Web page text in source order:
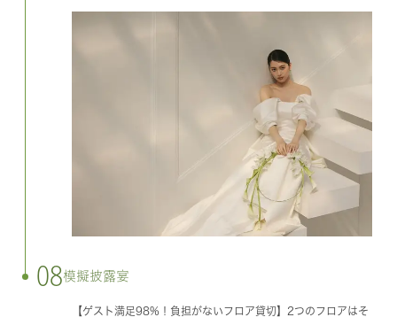
08模擬披露宴
【ゲスト満足98%！負担がないフロア貸切】2つのフロアはそ